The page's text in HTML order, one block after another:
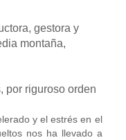
gestora y
montaña,
por riguroso orden
y el estrés en el
nos ha llevado a